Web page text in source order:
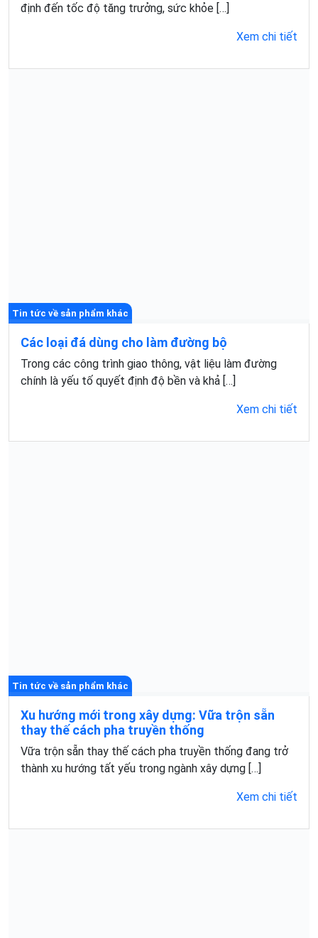
định đến tốc độ tăng trưởng, sức khỏe […]
Xem chi tiết
Tin tức về sản phẩm khác
Các loại đá dùng cho làm đường bộ
Trong các công trình giao thông, vật liệu làm đường
chính là yếu tố quyết định độ bền và khả […]
Xem chi tiết
Tin tức về sản phẩm khác
Xu hướng mới trong xây dựng: Vữa trộn sẵn
thay thế cách pha truyền thống
Vữa trộn sẵn thay thế cách pha truyền thống đang trở
thành xu hướng tất yếu trong ngành xây dựng […]
Xem chi tiết